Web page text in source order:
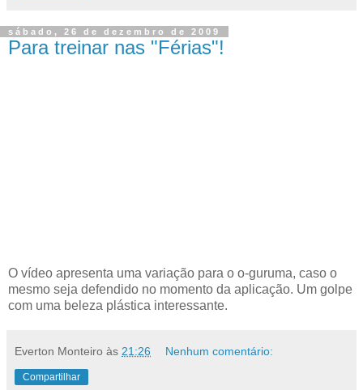
sábado, 26 de dezembro de 2009
Para treinar nas "Férias"!
O vídeo apresenta uma variação para o o-guruma, caso o
mesmo seja defendido no momento da aplicação. Um golpe
com uma beleza plástica interessante.
Everton Monteiro às 21:26 Nenhum comentário:
Compartilhar